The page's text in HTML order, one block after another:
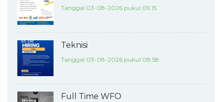
Tanggal 03-08-2026 pukul 09:15
Teknisi
Tanggal 03-08-2026 pukul 08:58
Full Time WFO